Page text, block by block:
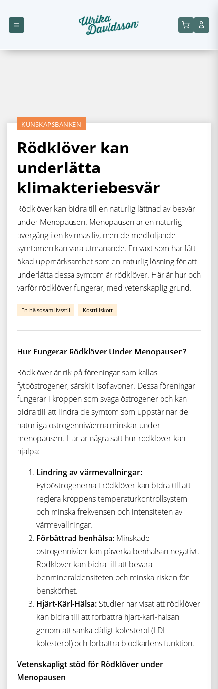
KUNSKAPSBANKEN
Rödklöver kan
underlätta
klimakteriebesvär
Rödklöver kan bidra till en naturlig lättnad av besvär
under Menopausen. Menopausen är en naturlig
övergång i en kvinnas liv, men de medföljande
symtomen kan vara utmanande. En växt som har fått
ökad uppmärksamhet som en naturlig lösning för att
underlätta dessa symtom är rödklöver. Här är hur och
varför rödklöver fungerar, med vetenskaplig grund.
En hälsosam livsstil Kosttillskott
Hur Fungerar Rödklöver Under Menopausen?
Rödklöver är rik på föreningar som kallas
fytoöstrogener, särskilt isoflavoner. Dessa föreningar
fungerar i kroppen som svaga östrogener och kan
bidra till att lindra de symtom som uppstår när de
naturliga östrogennivåerna minskar under
menopausen. Här är några sätt hur rödklöver kan
hjälpa:
Lindring av värmevallningar:
Fytoöstrogenerna i rödklöver kan bidra till att
reglera kroppens temperaturkontrollsystem
och minska frekvensen och intensiteten av
värmevallningar.
Förbättrad benhälsa: Minskade
östrogennivåer kan påverka benhälsan negativt.
Rödklöver kan bidra till att bevara
benmineraldensiteten och minska risken för
benskörhet.
Hjärt-Kärl-Hälsa: Studier har visat att rödklöver
kan bidra till att förbättra hjärt-kärl-hälsan
genom att sänka dåligt kolesterol (LDL-
kolesterol) och förbättra blodkärlens funktion.
Vetenskapligt stöd för Rödklöver under
Menopausen